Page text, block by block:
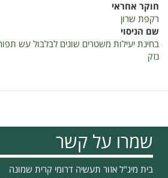
חוקר אחראי
רקפת שרון
שם הניסוי
בחינת יעילות משטרים שונים לבלבול עש תפוח
נזק
שמרו על קשר
בית מיג"ל אזור תעשיה דרומי קרית שמונה